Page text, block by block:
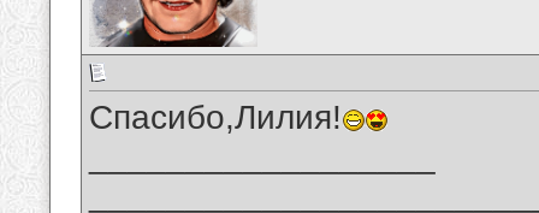
Спасибо,Лилия!